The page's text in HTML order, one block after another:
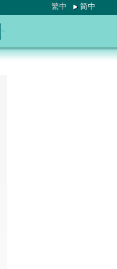
繁中 简中